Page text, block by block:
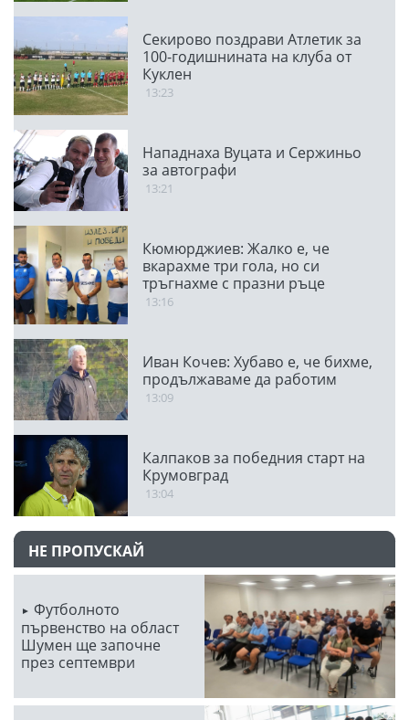
Секирово поздрави Атлетик за
100-годишнината на клуба от
Куклен
13:23
Нападнаха Вуцата и Сержиньо
за автографи
13:21
Кюмюрджиев: Жалко е, че
вкарахме три гола, но си
тръгнахме с празни ръце
13:16
Иван Кочев: Хубаво е, че бихме,
продължаваме да работим
13:09
Калпаков за победния старт на
Крумовград
13:04
НЕ ПРОПУСКАЙ
Футболното
първенство на област
Шумен ще започне
през септември